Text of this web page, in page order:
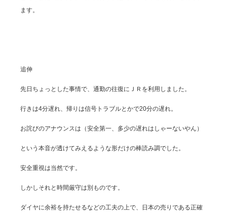
ます。
追伸
先日ちょっとした事情で、通勤の往復にＪＲを利用しました。
行きは4分遅れ、帰りは信号トラブルとかで20分の遅れ。
お詫びのアナウンスは（安全第一、多少の遅れはしゃーないやん）
という本音が透けてみえるような形だけの棒読み調でした。
安全重視は当然です。
しかしそれと時間厳守は別ものです。
ダイヤに余裕を持たせるなどの工夫の上で、日本の売りである正確